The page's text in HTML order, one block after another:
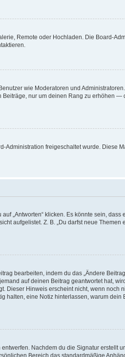
Remote oder Hochladen. Die Board-
wie Moderatoren und
nur um deinen Rang zu erhöhen —
Administration freigeschaltet wurde. Diese
„Antworten“ klicken. Es könnte sein, dass
aufgelistet. Z. B. „Du darfst neue Themen
bearbeiten, indem du das „Ändere
auf deinen Beitrag geantwortet hat,
Dieser Hinweis erscheint nicht, wenn noch
halten, eine Notiz hinterlassen, warum dein
Nachdem du die Signatur erstellt